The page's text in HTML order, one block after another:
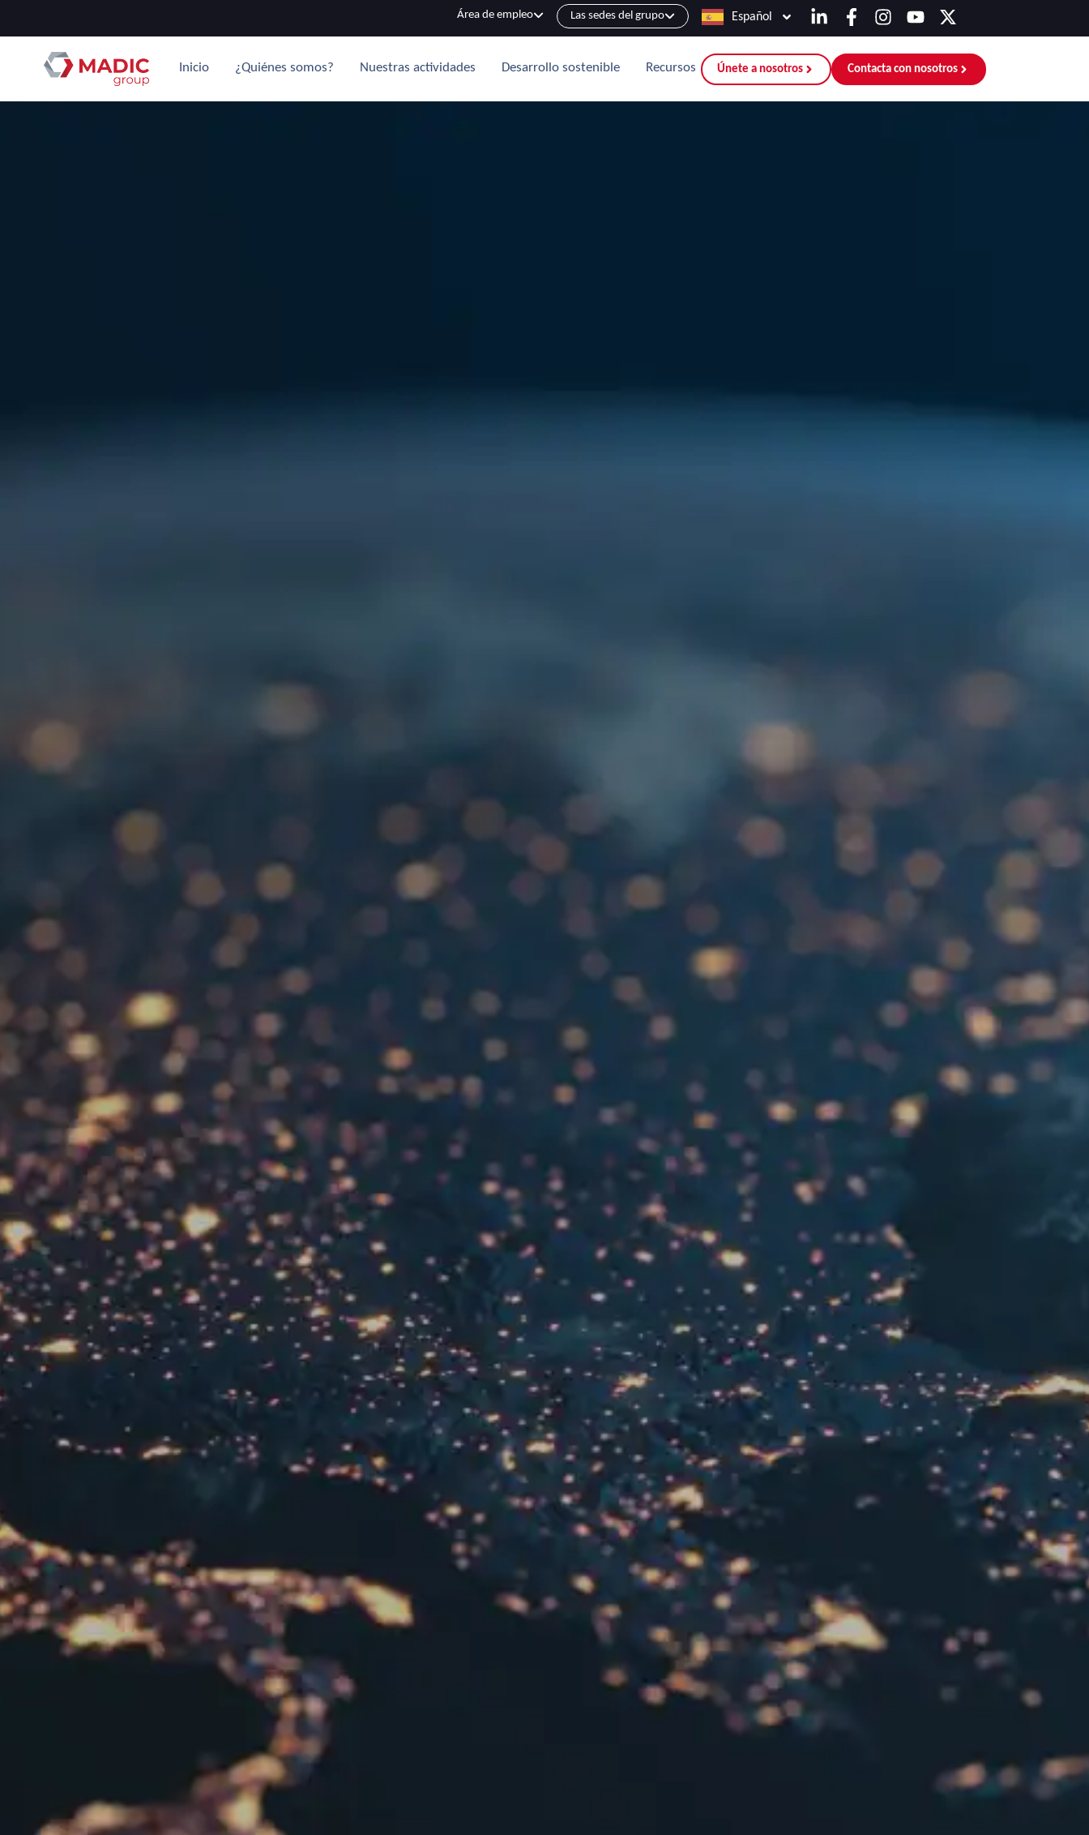
Área de empleo Las sedes del grupo Español
Inicio ¿Quiénes somos? Nuestras actividades Desarrollo sostenible Recursos Únete a nosotros Contacta con nosotros